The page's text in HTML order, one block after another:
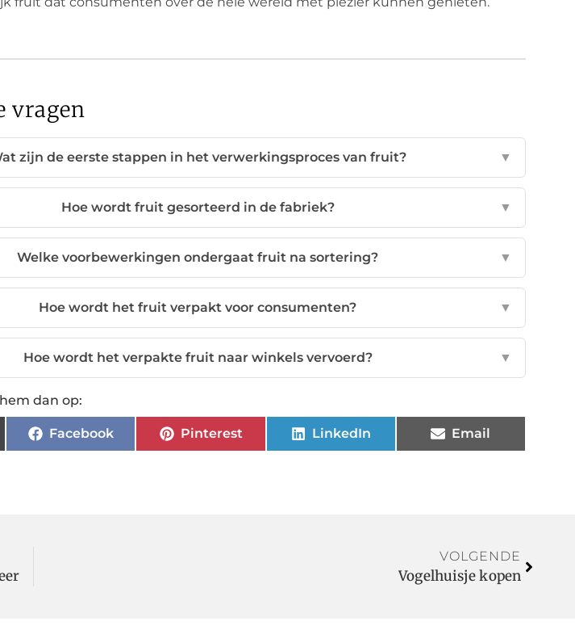
vragen
zijn de eerste stappen in het verwerkingsproces van fruit? ▼
Hoe wordt fruit gesorteerd in de fabriek? ▼
Welke voorbewerkingen ondergaat fruit na sortering? ▼
Hoe wordt het fruit verpakt voor consumenten? ▼
Hoe wordt het verpakte fruit naar winkels vervoerd? ▼
dan op:
Facebook Pinterest LinkedIn Email
VOLGENDE
Vogelhuisje kopen